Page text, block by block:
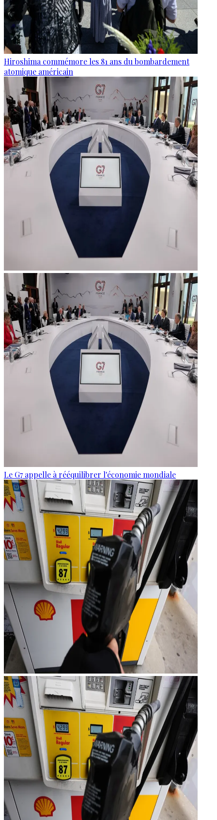
Hiroshima commémore les 81 ans du bombardement
atomique américain
Le G7 appelle à rééquilibrer l'économie mondiale